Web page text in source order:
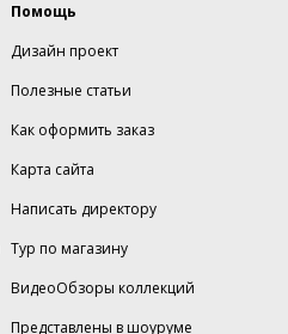
Помощь
Дизайн проект
Полезные статьи
Как оформить заказ
Карта сайта
Написать директору
Тур по магазину
ВидеоОбзоры коллекций
Представлены в шоуруме